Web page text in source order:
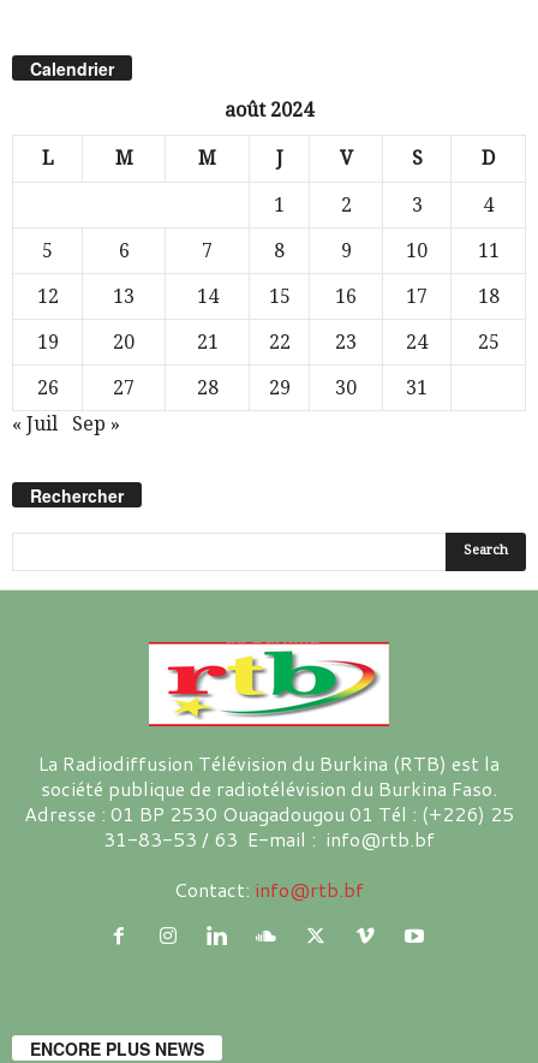
Calendrier
août 2024
L M M J V S D
1 2 3
4
5
6 7 8 9 10
11
12
13 14 15 16 17
18
19
20 21 22 23 24
25
26
27 28 29 30
31
« Juil
Sep »
Rechercher
La Radiodiffusion Télévision du Burkina (RTB) est la
société publique de radiotélévision du Burkina Faso.
Adresse : 01 BP 2530 Ouagadougou 01 Tél : (+226) 25
31-83-53 / 63 E-mail : info@rtb.bf
Contact: info@rtb.bf
ENCORE PLUS NEWS